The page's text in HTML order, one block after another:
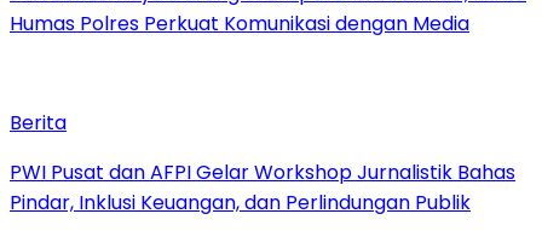
Humas Polres Perkuat Komunikasi dengan Media
Berita
PWI Pusat dan AFPI Gelar Workshop Jurnalistik Bahas
Pindar, Inklusi Keuangan, dan Perlindungan Publik